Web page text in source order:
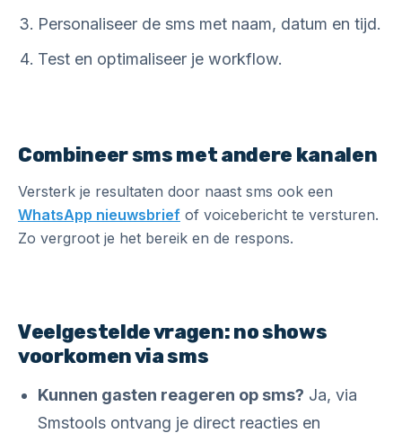
Personaliseer de sms met naam, datum en tijd.
Test en optimaliseer je workflow.
Combineer sms met andere kanalen
Versterk je resultaten door naast sms ook een
WhatsApp nieuwsbrief of voicebericht te versturen.
Zo vergroot je het bereik en de respons.
Veelgestelde vragen: no shows
voorkomen via sms
Kunnen gasten reageren op sms? Ja, via
Smstools ontvang je direct reacties en